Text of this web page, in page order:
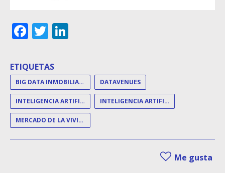
Facebook
Twitter
ETIQUETAS
BIG DATA INMOBILIARIO DATAVENUES
INTELIGENCIA ARTIFICIAL INTELIGENCIA ARTIFICIAL INMOBILIARIA
MERCADO DE LA VIVIENDA
Me gusta